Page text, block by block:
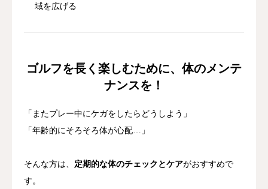
域を広げる
ゴルフを長 く 楽しむために、 体のメンテ
ナンスを！
「 またプレー中にケガを したら どう しよう」
「年齢的に そろそろ体が心配…」
そんな方は、 定期 的な体のチェック とケアがおすすめで
す。